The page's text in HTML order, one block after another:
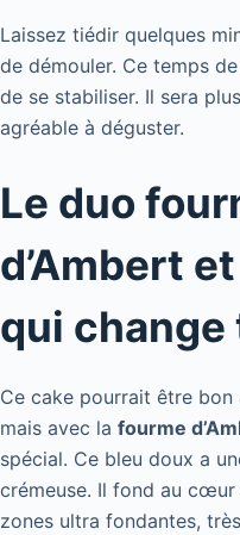
Laissez tiédir quelques
de démouler. Ce temps
de se stabiliser. Il sera
agréable à déguster.
Le duo
d’Ambert
qui change
Ce cake pourrait être
mais avec la fourme
spécial. Ce bleu doux a
crémeuse. Il fond au
zones ultra fondantes,